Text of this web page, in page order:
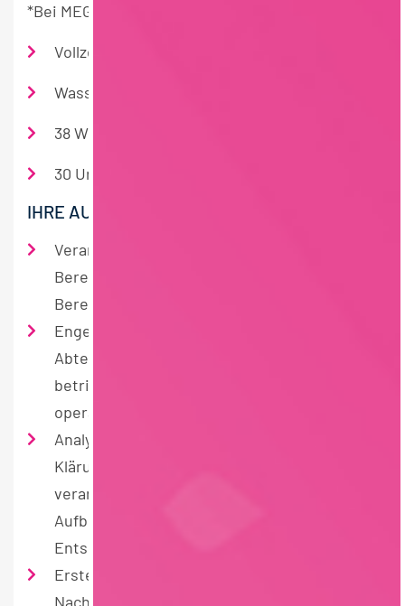
*Bei MEGGLE sind alle Menschen willkommen.
Vollzeit
Wasserburg am Inn
38 Wochenstunden
30 Urlaubstage
IHRE AUFGABEN
Verantwortung für das Werkscontrolling im
Bereich Consumer Products sowie für den
Bereich Instandhaltung des gesamten Werks
Enge Zusammenarbeit mit Werksleitung und
Abteilungsleitern* zur
betriebswirtschaftlichen Begleitung der
operativen Bereiche
Analyse der monatlichen Ergebnisse,
Klärung von Abweichungen mit den
verantwortlichen Bereichen und
Aufbereitung der Ergebnisse als
Entscheidungsgrundlage
Erstellung von Budget und Forecast sowie
Nachverfolgung der Kostenentwicklung,